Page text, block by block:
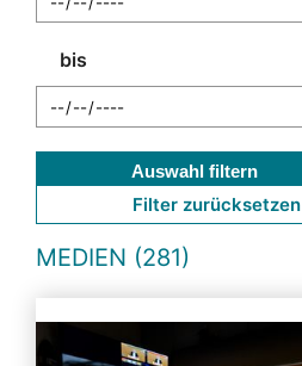
bis
Auswahl filtern
Filter zurücksetzen
MEDIEN (281)